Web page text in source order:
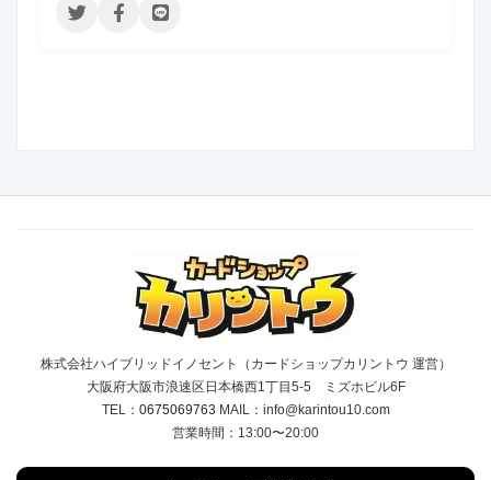
株式会社ハイブリッドイノセント（カードショップカリントウ 運営）
大阪府大阪市浪速区日本橋西1丁目5-5 ミズホビル6F
TEL： 0675069763 MAIL：info@karintou10.com
営業時間：13:00〜20:00